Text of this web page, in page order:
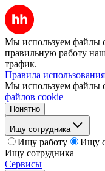
Мы используем файлы
правильную работу
трафик.
Правила
Мы используем файлы
файлов cookie
Понятно
Ищу сотрудника
Ищу работу
Ищу
Ищу сотрудника
Сервисы